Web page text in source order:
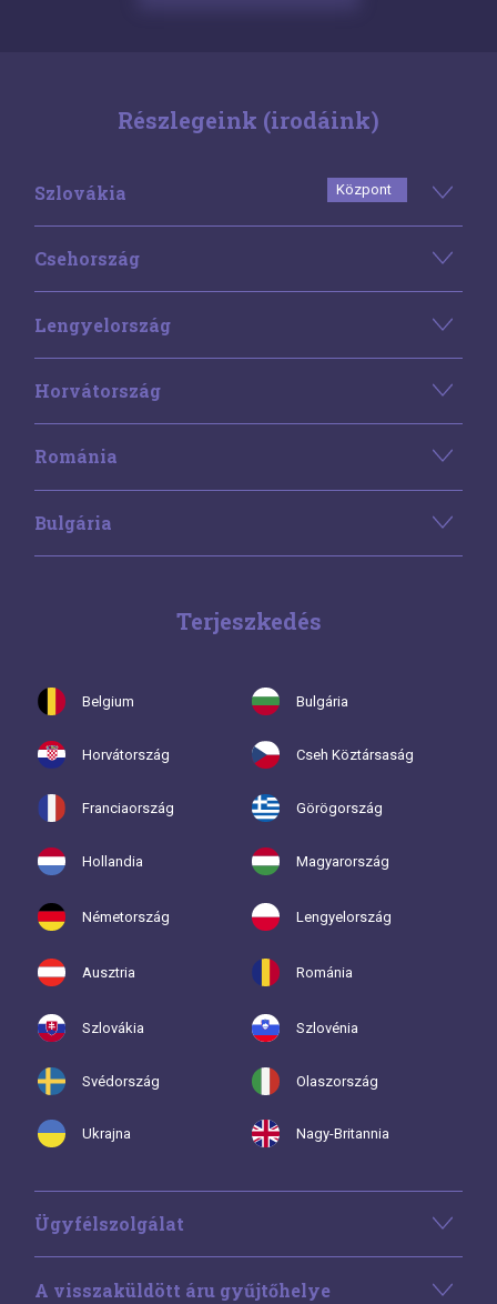
Részlegeink (irodáink)
Szlovákia Központ
Csehország
Lengyelország
Horvátország
Románia
Bulgária
Terjeszkedés
Belgium Bulgária
Horvátország Cseh Köztársaság
Franciaország Görögország
Hollandia Magyarország
Németország Lengyelország
Ausztria Románia
Szlovákia Szlovénia
Svédország Olaszország
Ukrajna Nagy-Britannia
Ügyfélszolgálat
A visszaküldött áru gyűjtőhelye